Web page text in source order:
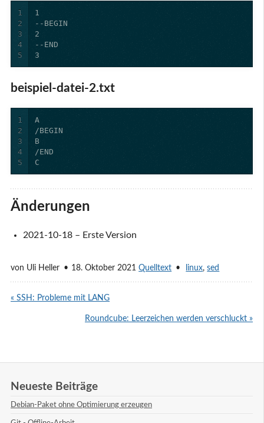
1
2
3
4
5
3
beispiel-datei-2.txt
1
2
3
4
5
C
Änderungen
2021-10-18 – Erste Version
von Uli Heller 18. Oktober 2021 Quelltext linux,sed
« SSH: Probleme mit LANG
Roundcube: Leerzeichen werden verschluckt »
Neueste Beiträge
Debian-Paket ohne Optimierung erzeugen